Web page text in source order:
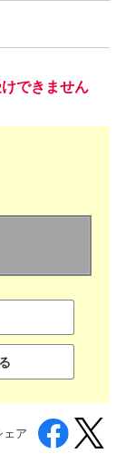
できません
ェア